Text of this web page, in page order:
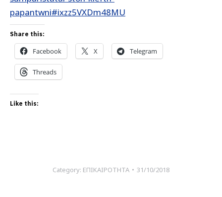
papantwni#ixzz5VXDm48MU
Share this:
Facebook X Telegram
Threads
Like this:
Category: ΕΠΙΚΑΙΡΟΤΗΤΑ 31/10/2018